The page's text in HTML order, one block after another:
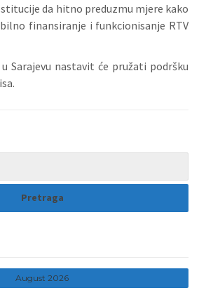
da hitno preduzmu mjere kako
finansiranje i funkcionisanje RTV
Sarajevu nastavit će pružati podršku
August 2026